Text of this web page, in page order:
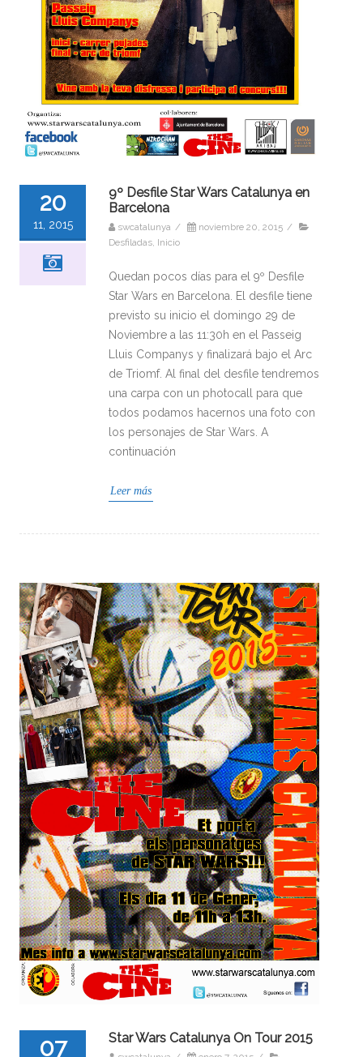
20
11, 2015
9º Desfile Star Wars Catalunya en
Barcelona
swcatalunya / noviembre 20, 2015 /
Desfiladas Inicio
Quedan pocos días para el 9º Desfile
Star Wars en Barcelona. El desfile tiene
previsto su inicio el domingo 29 de
Noviembre a las 11:30h en el Passeig
Lluis Companys y finalizará bajo el Arc
de Triomf. Al final del desfile tendremos
una carpa con un photocall para que
todos podamos hacernos una foto con
los personajes de Star Wars. A
continuación
Leer más
07 Star Wars Catalunya On Tour 2015